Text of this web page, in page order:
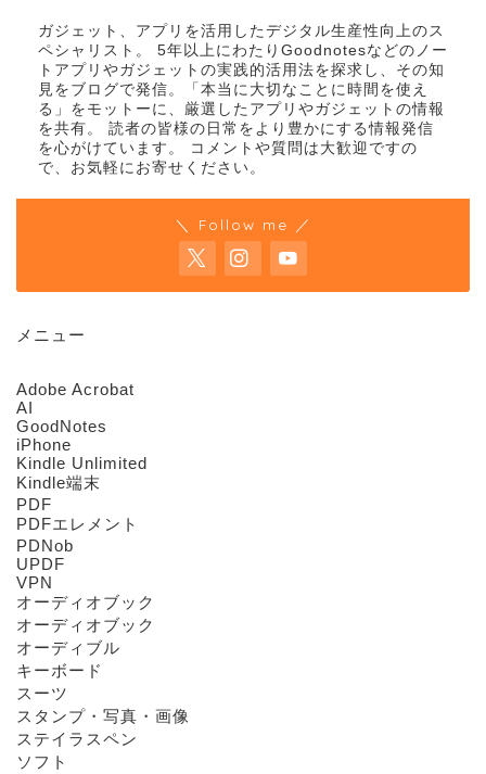
ガジェット、アプリを活用したデジタル生産性向上のス
ペシャリスト。 5年以上にわたりGoodnotesなどのノー
トアプリやガジェットの実践的活用法を探求し、その知
見をブログで発信。「本当に大切なことに時間を使え
る」をモットーに、厳選したアプリやガジェットの情報
を共有。 読者の皆様の日常をより豊かにする情報発信
を心がけています。 コメントや質問は大歓迎ですの
で、お気軽にお寄せください。
＼ Follow me ／
メニュー
Adobe Acrobat
AI
GoodNotes
iPhone
Kindle Unlimited
Kindle端末
PDF
PDFエレメント
PDNob
UPDF
VPN
オーディオブック
オーディオブック
オーディブル
キーボード
スーツ
スタンプ・写真・画像
ステイラスペン
ソフト